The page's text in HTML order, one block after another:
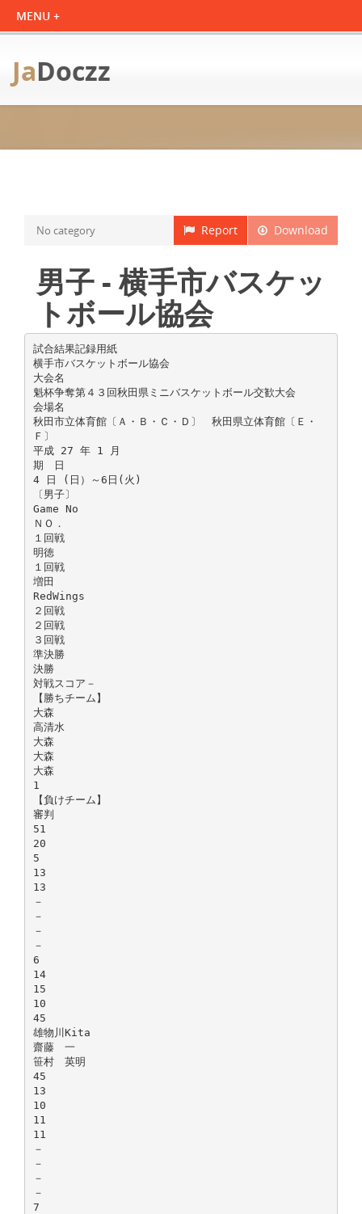
JaDoczz
Download
Report
No category
男子 - 横手市バスケッ
トボール協会
試合結果記録用紙
横手市バスケットボール協会
大会名
魁杯争奪第４３回秋田県ミニバスケットボール交歓大会
会場名
秋田市立体育館〔Ａ・Ｂ・Ｃ・Ｄ〕 秋田県立体育館〔Ｅ・
Ｆ〕
平成 27 年 1 月
期 日
4 日 (日）～6日(火)
〔男子〕
Game No
ＮＯ．
１回戦
明徳
１回戦
増田
RedWings
２回戦
２回戦
３回戦
準決勝
決勝
対戦スコア－
【勝ちチーム】
大森
高清水
大森
大森
大森
1
【負けチーム】
審判
51
20
5
13
13
－
－
－
－
6
14
15
10
45
雄物川Kita
齋藤 一
笹村 英明
45
13
10
11
11
－
－
－
－
7